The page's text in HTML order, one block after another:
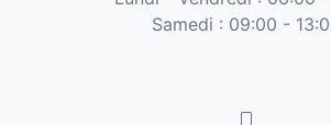
Samedi : 09:00 -